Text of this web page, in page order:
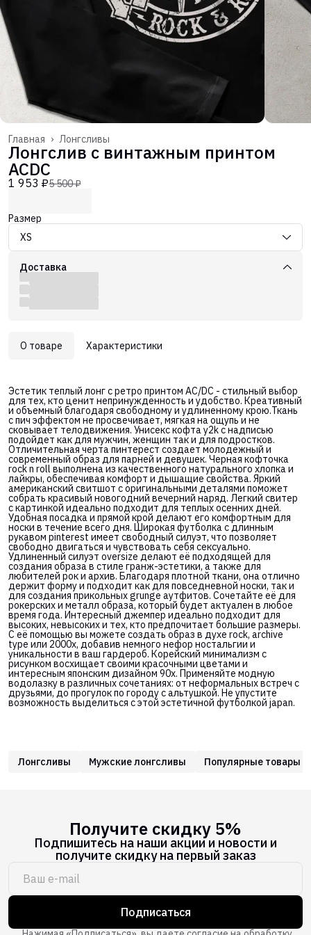
Лонгсливы
Главная ›
Лонгслив с винтажным принтом
ACDC
1 953 ₽5 500 ₽
Размер
XS
Доставка
О товаре Характеристики
Эстетик теплый лонг с ретро принтом AC/DC - стильный выбор
для тех, кто ценит непринужденность и удобство. Креативный
и объемный благодаря свободному и удлиненному крою.Ткань
с пич эффектом не просвечивает, мягкая на ощупь и не
сковывает телодвижения. Унисекс кофта y2k с надписью
подойдет как для мужчин, женщин так и для подростков.
Отличительная черта пинтерест создает молодежный и
современный образ для парней и девушек. Черная кофточка
rock n roll выполнена из качественного натурального хлопка и
лайкры, обеспечивая комфорт и дышащие свойства. Яркий
американский свитшот с оригинальными деталями поможет
собрать красивый новогодний вечерний наряд. Легкий свитер
с картинкой идеально подходит для теплых осенних дней.
Удобная посадка и прямой крой делают его комфортным для
носки в течение всего дня. Широкая футболка с длинным
рукавом pinterest имеет свободный силуэт, что позволяет
свободно двигаться и чувствовать себя сексуально.
Удлиненный силуэт oversize делают её подходящей для
создания образа в стиле гранж-эстетики, а также для
любителей рок и архив. Благодаря плотной ткани, она отлично
держит форму и подходит как для повседневной носки, так и
для создания прикольных grunge аутфитов. Сочетайте её для
рокерских и металл образа, который будет актуален в любое
время года. Интересный джемпер идеально подходит для
высоких, невысоких и тех, кто предпочитает большие размеры.
С её помощью вы можете создать образ в духе rock, archive
type или 2000х, добавив немного нефор ностальгии и
уникальности в ваш гардероб. Корейский минимализм с
рисунком восхищает своими красочными цветами и
интересным японским дизайном 90х. Применяйте модную
водолазку в различных сочетаниях: от неформальных встреч с
друзьями, до прогулок по городу с альтушкой. Не упустите
возможность выделиться с этой эстетичной футболкой japan.
Лонгсливы Мужские лонгсливы Популярные товары
Получите скидку 5%
Подпишитесь на наши акции и новости и
получите скидку на первый заказ
Подписаться